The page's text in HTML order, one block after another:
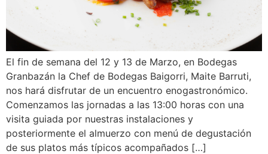
El fin de semana del 12 y 13 de Marzo, en Bodegas
Granbazán la Chef de Bodegas Baigorri, Maite Barruti,
nos hará disfrutar de un encuentro enogastronómico.
Comenzamos las jornadas a las 13:00 horas con una
visita guiada por nuestras instalaciones y
posteriormente el almuerzo con menú de degustación
de sus platos más típicos acompañados […]